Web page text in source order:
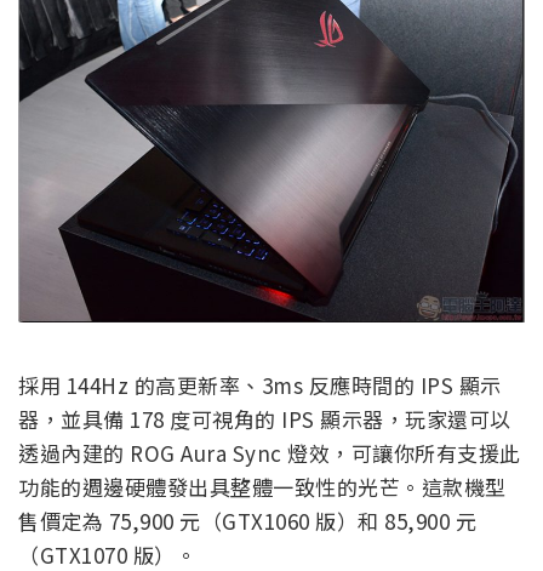
採用 144Hz 的高更新率、3ms 反應時間的 IPS 顯示
器，並具備 178 度可視角的 IPS 顯示器，玩家還可以
透過內建的 ROG Aura Sync 燈效，可讓你所有支援此
功能的週邊硬體發出具整體一致性的光芒。這款機型
售價定為 75,900 元（GTX1060 版）和 85,900 元
（GTX1070 版）。